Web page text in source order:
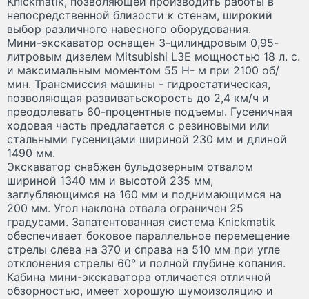
непосредственной близости к стенам, широкий
выбор различного навесного оборудования.
Мини-экскаватор оснащен 3-цилиндровым 0,95-
литровым дизелем Mitsubishi L3E мощностью 18 л. с.
и максимальным моментом 55 Н- м при 2100 об/
мин. Трансмиссия машины - гидростатическая,
позволяющая развиватьскорость до 2,4 км/ч и
преодолевать 60-процентные подъемы. Гусеничная
ходовая часть предлагается с резиновыми или
стальными гусеницами шириной 230 мм и длиной
1490 мм.
Экскаватор снабжен бульдозерным отвалом
шириной 1340 мм и высотой 235 мм,
заглубляющимся на 160 мм и поднимающимся на
200 мм. Угол наклона отвала ограничен 25
градусами. Запатентованная система Knickmatik
обеспечивает боковое параллельное перемещение
стрелы слева на 370 и справа на 510 мм при угле
отклонения стрелы 60° и полной глубине копания.
Кабина мини-экскаватора отличается отличной
обзорностью, имеет хорошую шумоизоляцию и